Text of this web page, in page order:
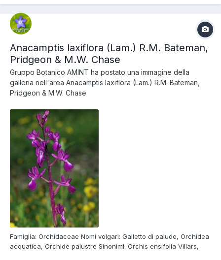
Anacamptis laxiflora (Lam.) R.M. Bateman,
Pridgeon & M.W. Chase
Gruppo Botanico AMINT ha postato una immagine della
galleria nell'area Anacamptis laxiflora (Lam.) R.M. Bateman,
Pridgeon & M.W. Chase
Famiglia: Orchidaceae Nomi volgari: Galletto di palude, Orchidea
acquatica, Orchide palustre Sinonimi: Orchis ensifolia Villars,